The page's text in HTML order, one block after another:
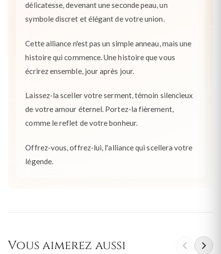
délicatesse, devenant une seconde peau, un
symbole discret et élégant de votre union.
Cette alliance n'est pas un simple anneau, mais une
histoire qui commence. Une histoire que vous
écrirez ensemble, jour après jour.
Laissez-la sceller votre serment, témoin silencieux
de votre amour éternel. Portez-la fièrement,
comme le reflet de votre bonheur.
Offrez-vous, offrez-lui, l'alliance qui scellera votre
légende.
Vous aimerez aussi